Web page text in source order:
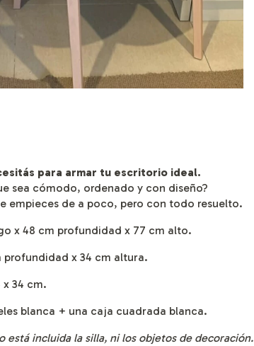
para armar tu escritorio ideal.
sea cómodo, ordenado y con diseño?
empieces de a poco, pero con todo resuelto.
x 48 cm profundidad x 77 cm alto.
profundidad x 34 cm altura.
x 34 cm.
blanca + una caja cuadrada blanca.
incluida la silla, ni los objetos de decoración.